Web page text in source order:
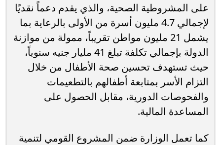
على المشروطیة الصحية، والذي یقدم دعماً نقدیًا
لإجمالي 4.7 ملیون أسرة من الأولى بالرعایة بما
یشمل 21 ملیون مواطن تقریباً، ممولة من موازنة
الدولة بإجمالي تكلفة تبلغ 41 ملیار جنيه سنویاً،
حیث تستھدف تحسین صحة الأطفال من خلال
التزام الأسر بمتابعة أطفالھم بالتطعیمات
والفحوصات الدوریة، مقابل الحصول على
المساعدة المالیة.
كما تعمل الوزارة ضمن المشروع القومي لتنمية